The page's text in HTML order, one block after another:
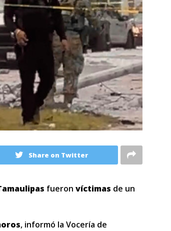
Share on Twitter
fueron víctimas de un
, informó la Vocería de